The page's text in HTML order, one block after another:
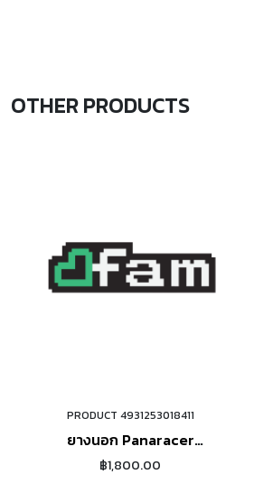
OTHER PRODUCTS
ORDER NOW
PRODUCT 4931253018411
ยางนอก Panaracer
GRAVELKING SK+ (650B)
฿1,800.00